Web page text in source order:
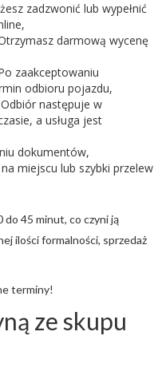
zadzwonić lub wypełnić
darmową wycenę
zaakceptowaniu
odbioru pojazdu,
Odbiór następuje w
a usługa jest
dokumentów,
miejscu lub szybki przelew
do 45 minut, co czyni ją
ilości formalności, sprzedaż
terminy!
ze skupu